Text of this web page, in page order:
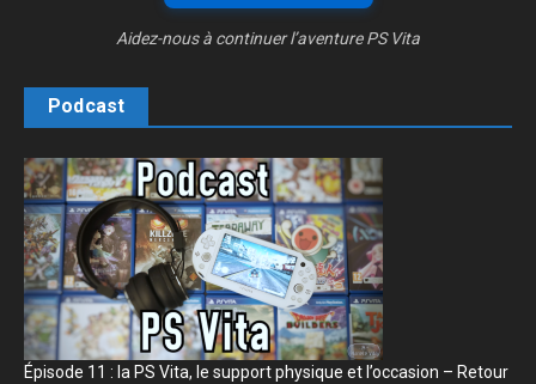
Aidez-nous à continuer l’aventure PS Vita
Podcast
Épisode 11 : la PS Vita, le support physique et l’occasion – Retour